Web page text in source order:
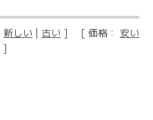
新しい | 古い ] [ 価格： 安い
]